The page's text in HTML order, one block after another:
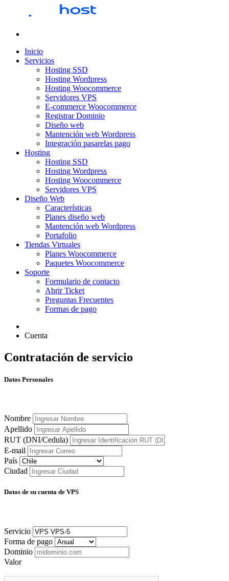
Inicio
Servicios
Hosting SSD
Hosting Wordpress
Hosting Woocommerce
Servidores VPS
E-commerce Woocommerce
Registrar Dominio
Diseño web
Mantención web Wordpress
Integración pasarelas pago
Hosting
Hosting SSD
Hosting Wordpress
Hosting Woocommerce
Servidores VPS
Diseño Web
Características
Planes diseño web
Mantención web Wordpress
Portafolio
Tiendas Virtuales
Planes Woocommerce
Paquetes Woocommerce
Soporte
Formulario de contacto
Abrir Ticket
Preguntas Frecuentes
Formas de pago
Cuenta
Contratación de servicio
Datos Personales
Nombre
Apellido
RUT (DNI/Cedula)
E-mail
País
Ciudad
Datos de su cuenta de VPS
Servicio
Forma de pago
Dominio
Valor